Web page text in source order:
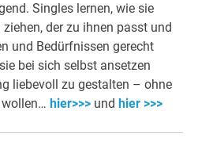
Singles lernen, wie sie
der zu ihnen passt und
und Bedürfnissen gerecht
bei sich selbst ansetzen
liebevoll zu gestalten – ohne
wollen… hier>>> und hier >>>